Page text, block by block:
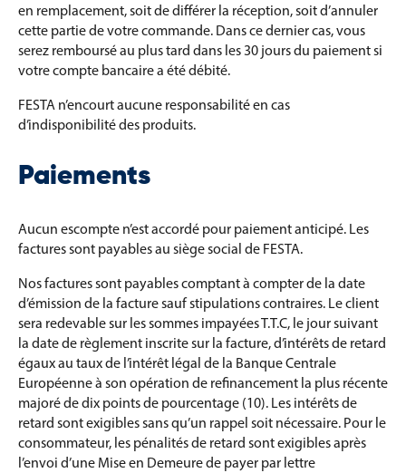
en remplacement, soit de différer la réception, soit d’annuler
cette partie de votre commande. Dans ce dernier cas, vous
serez remboursé au plus tard dans les 30 jours du paiement si
votre compte bancaire a été débité.
FESTA n’encourt aucune responsabilité en cas
d’indisponibilité des produits.
Paiements
Aucun escompte n’est accordé pour paiement anticipé. Les
factures sont payables au siège social de FESTA.
Nos factures sont payables comptant à compter de la date
d’émission de la facture sauf stipulations contraires. Le client
sera redevable sur les sommes impayées T.T.C, le jour suivant
la date de règlement inscrite sur la facture, d’intérêts de retard
égaux au taux de l’intérêt légal de la Banque Centrale
Européenne à son opération de refinancement la plus récente
majoré de dix points de pourcentage (10). Les intérêts de
retard sont exigibles sans qu’un rappel soit nécessaire. Pour le
consommateur, les pénalités de retard sont exigibles après
l’envoi d’une Mise en Demeure de payer par lettre